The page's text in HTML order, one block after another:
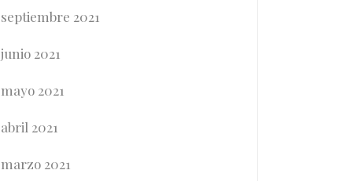
septiembre 2021
junio 2021
mayo 2021
abril 2021
marzo 2021